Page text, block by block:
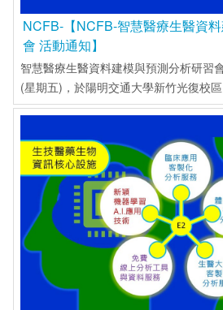
NCFB-【NCFB-智慧醫療生醫資
會 活動通知】
智慧醫療生醫資料建模與預測分析研習
(星期五)，於陽明交通大學新竹光復校